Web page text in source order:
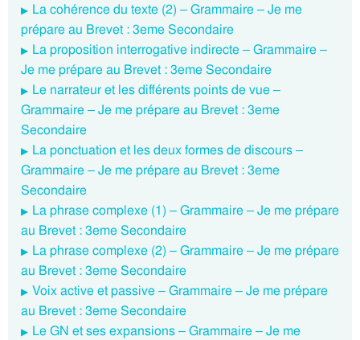
La cohérence du texte (2) – Grammaire – Je me
prépare au Brevet : 3eme Secondaire
La proposition interrogative indirecte – Grammaire –
Je me prépare au Brevet : 3eme Secondaire
Le narrateur et les différents points de vue –
Grammaire – Je me prépare au Brevet : 3eme
Secondaire
La ponctuation et les deux formes de discours –
Grammaire – Je me prépare au Brevet : 3eme
Secondaire
La phrase complexe (1) – Grammaire – Je me prépare
au Brevet : 3eme Secondaire
La phrase complexe (2) – Grammaire – Je me prépare
au Brevet : 3eme Secondaire
Voix active et passive – Grammaire – Je me prépare
au Brevet : 3eme Secondaire
Le GN et ses expansions – Grammaire – Je me